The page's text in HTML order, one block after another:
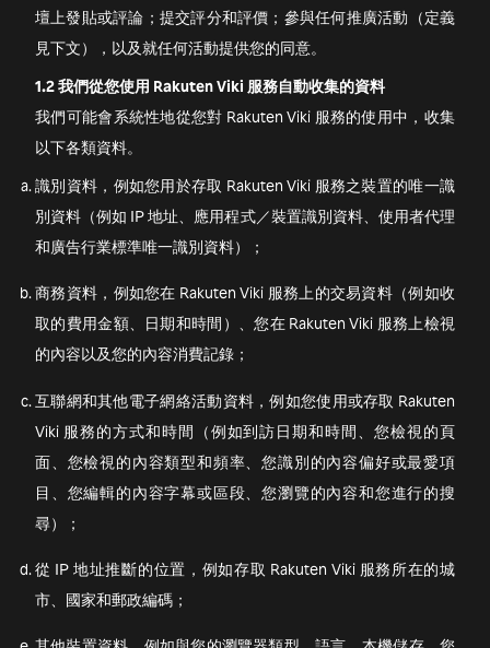
壇上發貼或評論；提交評分和評價；參與任何推廣活動（定義
見下文），以及就任何活動提供您的同意。
1.2我們從您使用 Rakuten Viki 服務自動收集的資料
我們可能會系統性地從您對 Rakuten Viki 服務的使用中，收集
以下各類資料。
識別資料，例如您用於存取 Rakuten Viki 服務之裝置的唯一識
別資料（例如 IP 地址、應用程式／裝置識別資料、使用者代理
和廣告行業標準唯一識別資料）；
商務資料，例如您在 Rakuten Viki 服務上的交易資料（例如收
取的費用金額、日期和時間）、您在 Rakuten Viki 服務上檢視
的內容以及您的內容消費記錄；
互聯網和其他電子網絡活動資料，例如您使用或存取 Rakuten
Viki 服務的方式和時間（例如到訪日期和時間、您檢視的頁
面、您檢視的內容類型和頻率、您識別的內容偏好或最愛項
目、您編輯的內容字幕或區段、您瀏覽的內容和您進行的搜
尋）；
從 IP 地址推斷的位置，例如存取 Rakuten Viki 服務所在的城
市、國家和郵政編碼；